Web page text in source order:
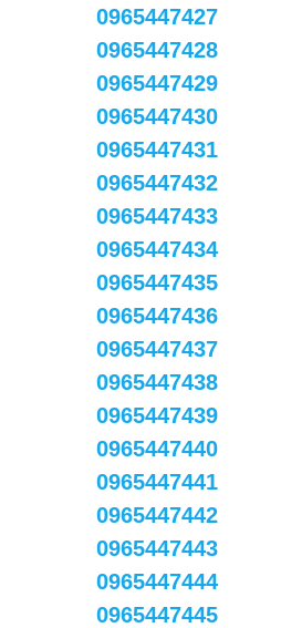
0965447427
0965447428
0965447429
0965447430
0965447431
0965447432
0965447433
0965447434
0965447435
0965447436
0965447437
0965447438
0965447439
0965447440
0965447441
0965447442
0965447443
0965447444
0965447445